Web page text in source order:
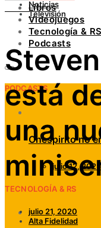
LINKEDINLibros
Videojuegos
Tecnología & RS
Podcasts
PODCASTS
Chespirito no
julio 12, 2025
TECNOLOGÍA & RS
Noticias
Televisión
está
una
julio 21, 2020
Alta Fidelidad